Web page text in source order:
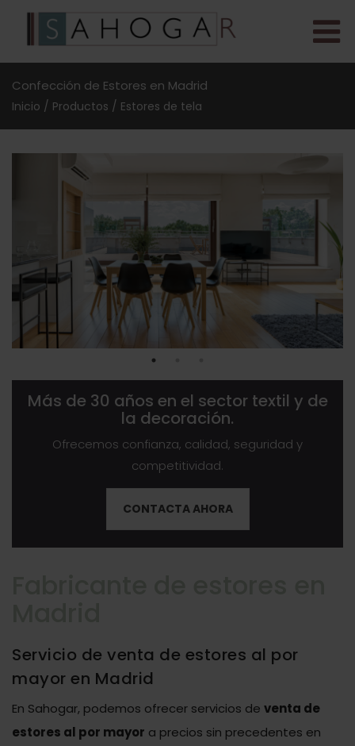
Confección de Estores en Madrid
Inicio / Productos / Estores de tela
Más de 30 años en el sector textil y de
la decoración.
Ofrecemos confianza, calidad, seguridad y
competitividad.
CONTACTA AHORA
Servicio de venta de estores al por
mayor en Madrid
En Sahogar, podemos ofrecer servicios de venta de
estores al por mayor a precios sin precedentes en